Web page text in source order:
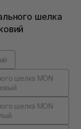
шелка
шелка MON
шелка MON